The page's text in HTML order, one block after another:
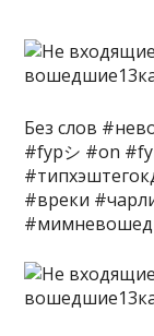
Без слов
#fypシ #on
#вреки